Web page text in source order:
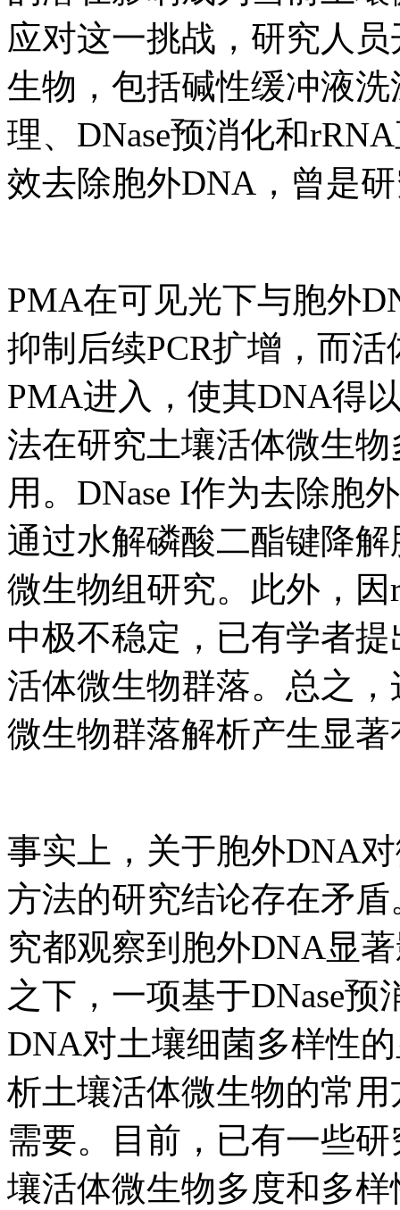
应对这一挑战，研究人
生物，包括碱性缓冲液
理、DNase预消化和
效去除胞外DNA，曾是
PMA在可见光下与胞外
抑制后续PCR扩增，而
PMA进入，使其DNA得
法在研究土壤活体微生
用。DNase I作为去除胞
通过水解磷酸二酯键降
微生物组研究。此外，
中极不稳定，已有学者
活体微生物群落。总之
微生物群落解析产生显
事实上，关于胞外DNA
方法的研究结论存在矛
究都观察到胞外DNA显
之下，一项基于DNase
DNA对土壤细菌多样性
析土壤活体微生物的常
需要。目前，已有一些
壤活体微生物多度和多